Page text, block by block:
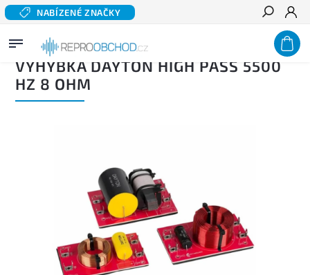
NABÍZENÉ ZNAČKY
Hledat
Domů/ Výhybky /Výhybky pro drivery/ Výhybka DAYTON High Pass 5500 Hz 8 Ohm
VÝHYBKA DAYTON HIGH PASS 5500
HZ 8 OHM